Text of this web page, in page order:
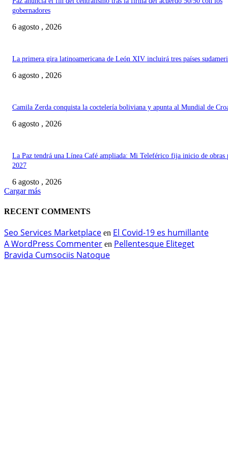
gobernadores
6 agosto , 2026
La primera gira latinoamericana de León XIV incluirá tres países
6 agosto , 2026
Camila Zerda conquista la coctelería boliviana y apunta al Mundial de
6 agosto , 2026
La Paz tendrá una Línea Café ampliada: Mi Teleférico fija inicio de obras
2027
6 agosto , 2026
Cargar más
RECENT COMMENTS
Seo Services Marketplace en El Covid-19 es humillante
A WordPress Commenter en Pellentesque Eliteget
Bravida Cumsociis Natoque